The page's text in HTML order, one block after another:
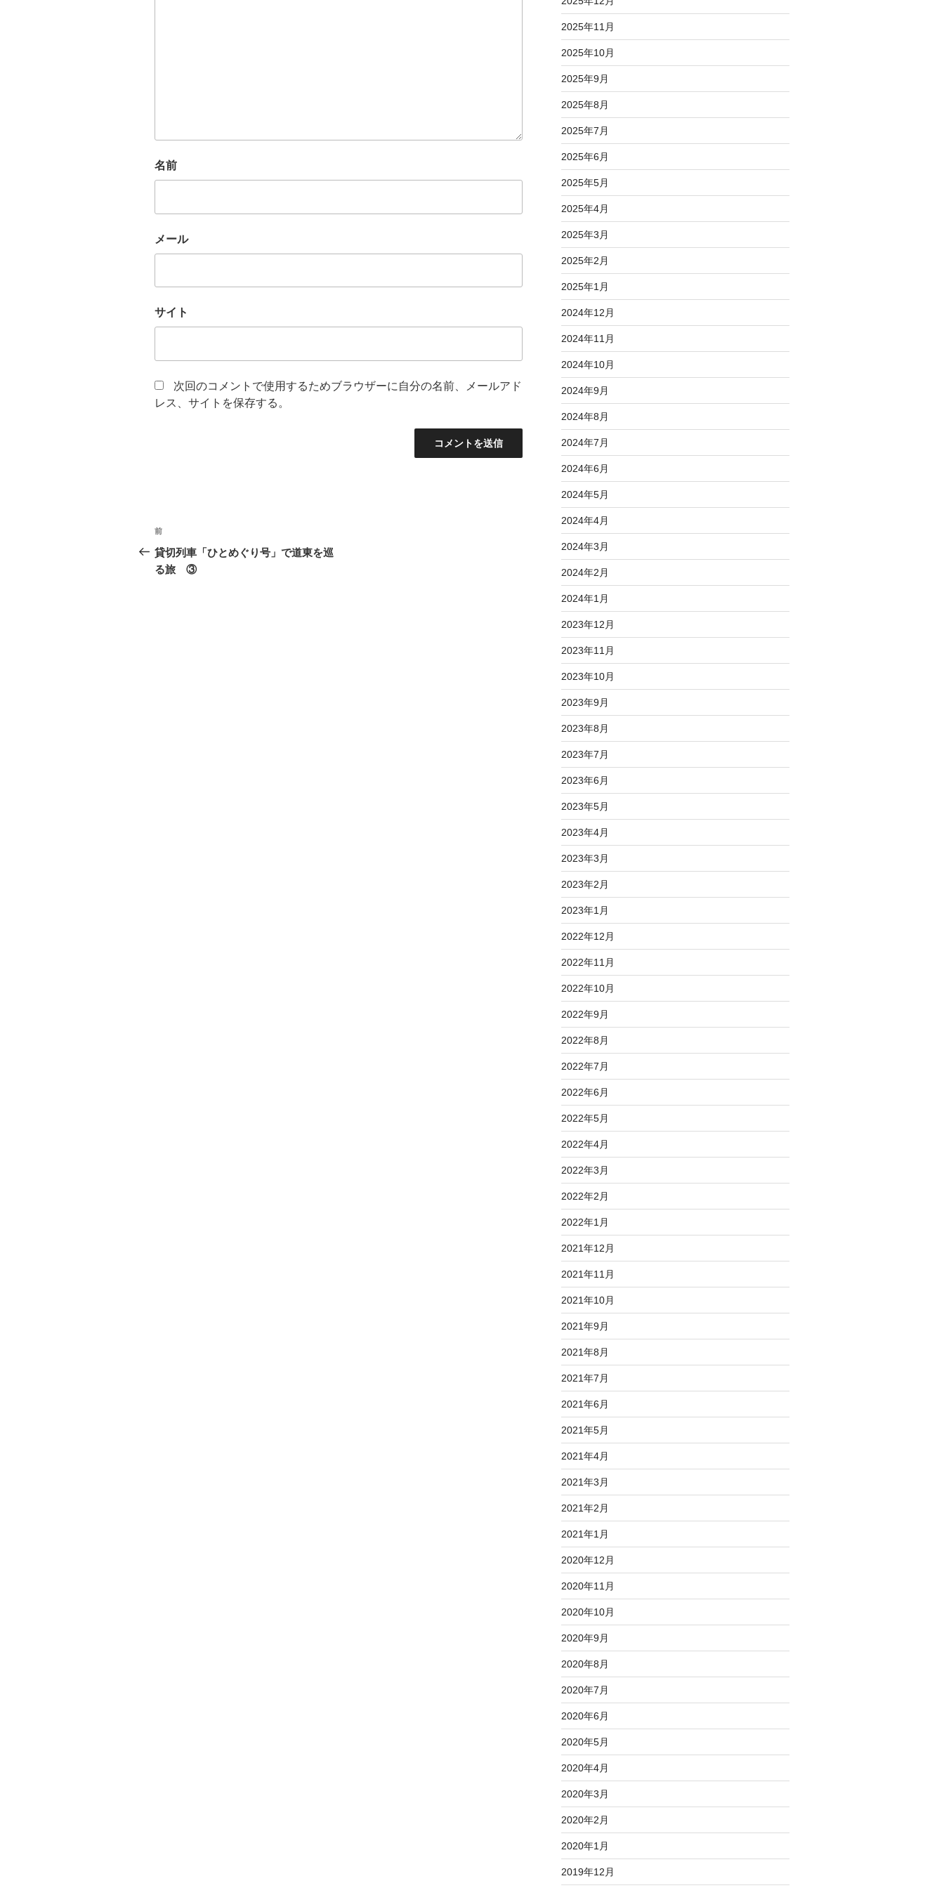
名前
メール
サイト
次回のコメントで使用するためブラウザーに自分の名前、メールアド
レス、サイトを保存する。
投
稿
ナ
前
の
投
前
貸切列車「ひとめぐり号」で道東を巡
る旅 ③
2025年11月
2025年10月
2025年9月
2025年8月
2025年7月
2025年6月
2025年5月
2025年4月
2025年3月
2025年2月
2025年1月
2024年12月
2024年11月
2024年10月
2024年9月
2024年8月
2024年7月
2024年6月
2024年5月
2024年4月
2024年3月
2024年2月
2024年1月
2023年12月
2023年11月
2023年10月
2023年9月
2023年8月
2023年7月
2023年6月
2023年5月
2023年4月
2023年3月
2023年2月
2023年1月
2022年12月
2022年11月
2022年10月
2022年9月
2022年8月
2022年7月
2022年6月
2022年5月
2022年4月
2022年3月
2022年2月
2022年1月
2021年12月
2021年11月
2021年10月
2021年9月
2021年8月
2021年7月
2021年6月
2021年5月
2021年4月
2021年3月
2021年2月
2021年1月
2020年12月
2020年11月
2020年10月
2020年9月
2020年8月
2020年7月
2020年6月
2020年5月
2020年4月
2020年3月
2020年2月
2020年1月
2019年12月